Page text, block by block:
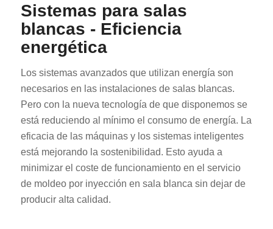
Sistemas para salas
blancas - Eficiencia
energética
Los sistemas avanzados que utilizan energía son
necesarios en las instalaciones de salas blancas.
Pero con la nueva tecnología de que disponemos se
está reduciendo al mínimo el consumo de energía. La
eficacia de las máquinas y los sistemas inteligentes
está mejorando la sostenibilidad. Esto ayuda a
minimizar el coste de funcionamiento en el servicio
de moldeo por inyección en sala blanca sin dejar de
producir alta calidad.